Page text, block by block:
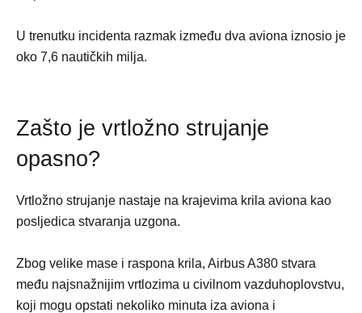
U trenutku incidenta razmak između dva aviona iznosio je
oko 7,6 nautičkih milja.
Zašto je vrtložno strujanje
opasno?
Vrtložno strujanje nastaje na krajevima krila aviona kao
posljedica stvaranja uzgona.
Zbog velike mase i raspona krila, Airbus A380 stvara
među najsnažnijim vrtlozima u civilnom vazduhoplovstvu,
koji mogu opstati nekoliko minuta iza aviona i